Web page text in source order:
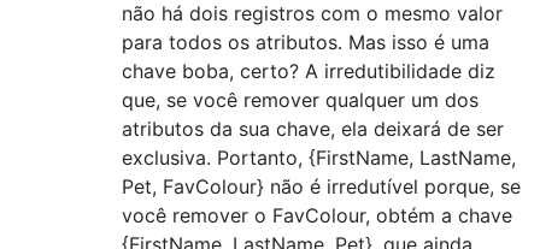
não há dois registros com o mesmo valor
para todos os atributos. Mas isso é uma
chave boba, certo? A irredutibilidade diz
que, se você remover qualquer um dos
atributos da sua chave, ela deixará de ser
exclusiva. Portanto, {FirstName, LastName,
Pet, FavColour} não é irredutível porque, se
você remover o FavColour, obtém a chave
{FirstName, LastName, Pet}, que ainda